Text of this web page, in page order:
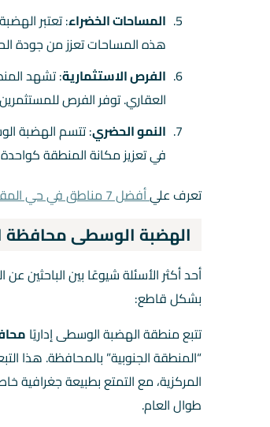
المساحات الخضراء: تعتبر
هذه المساحات تعزز من جودة
الفرص الاستثمارية: تشهد
العقاري. توفر الفرص
النمو الحضري: تتسم الهضبة
في تعزيز مكانة المنطقة
تعرف عليأفضل 7 مناطق في حي المقطم للسكن
الهضبة الوسطى محافظة
أحد أكثر الأسئلة شيوعًا بين
بشكل قاطع:
تتبع منطقة الهضبة الوسطى إداريًا
“المنطقة الجنوبية” بالمحافظة. هذا
المركزية، مع التمتع بطبيعة
طوال العام.